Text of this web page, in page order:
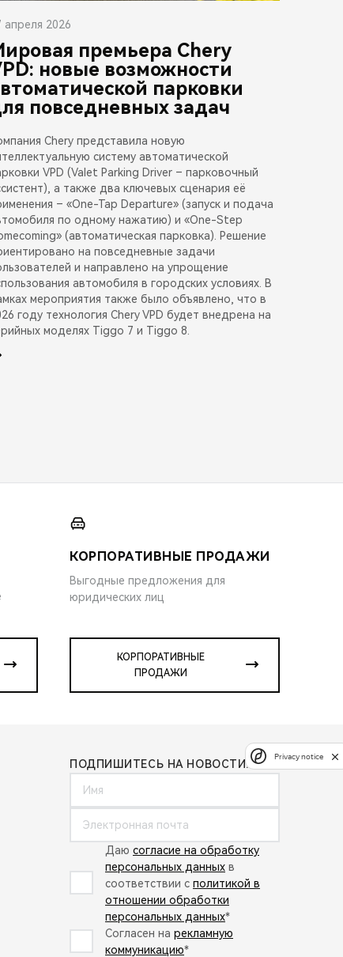
апреля 2026
премьера Chery
новые возможности
парковки
повседневных задач
Chery представила новую
систему автоматической
VPD (Valet Parking Driver – парковочный
а также два ключевых сценария её
– «One-Tap Departure» (запуск и подача
по одному нажатию) и «One-Step
(автоматическая парковка). Решение
на повседневные задачи
и направлено на упрощение
автомобиля в городских условиях. В
мероприятия также было объявлено, что в
году технология Chery VPD будет внедрена на
моделях Tiggo 7 и Tiggo 8.
КОРПОРАТИВНЫЕ ПРОДАЖИ
Выгодные предложения для
юридических лиц
КОРПОРАТИВНЫЕ
ПРОДАЖИ
ПОДПИШИТЕСЬ НА НОВОСТИ:
Даю согласие на обработку
персональных данных в
соответствии с политикой в
отношении обработки
персональных данных*
Согласен на рекламную
коммуникацию*
Privacy notice